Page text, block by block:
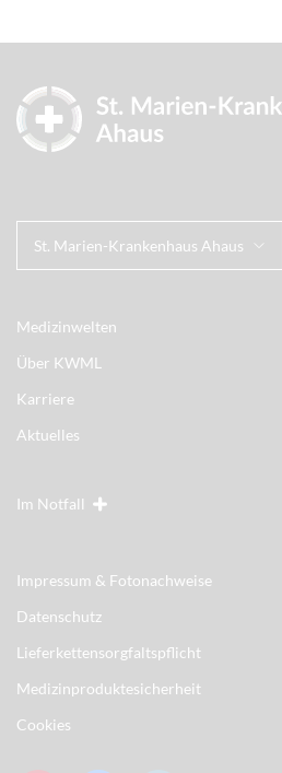
St. Marien-Krankenhaus Ahaus
Medizinwelten
Über KWML
Karriere
Aktuelles
Im Notfall
Impressum & Fotonachweise
Datenschutz
Lieferkettensorgfaltspflicht
Medizinproduktesicherheit
Cookies